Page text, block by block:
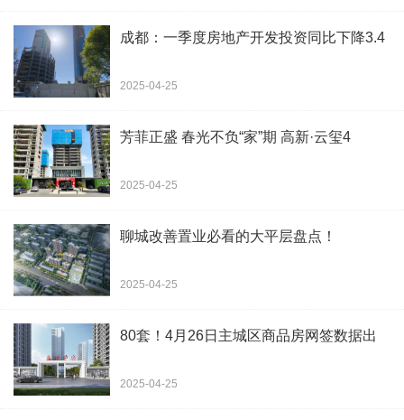
成都：一季度房地产开发投资同比下降3.4
2025-04-25
芳菲正盛 春光不负“家”期 高新·云玺4
2025-04-25
聊城改善置业必看的大平层盘点！
2025-04-25
80套！4月26日主城区商品房网签数据出
2025-04-25